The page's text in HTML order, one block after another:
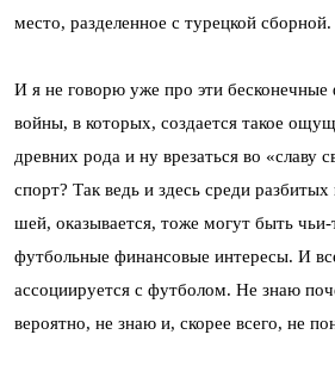
место, разделенное с турецкой
И я не говорю уже про эти бесконечные
войны, в которых, создается такое
древних рода и ну врезаться во «славу
спорт? Так ведь и здесь среди
шей, оказывается, тоже могут быть чьи-
футбольные финансовые интересы. И
ассоциируется с футболом. Не знаю
вероятно, не знаю и, скорее всего, не